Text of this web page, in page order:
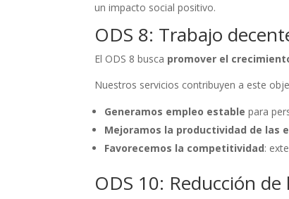
un impacto social positivo.
ODS 8: Trabajo
El ODS 8 busca promover el
Nuestros servicios contribuyen a este
Generamos empleo estable para
Mejoramos la productividad de las
Favorecemos la competitividad:
ODS 10: Reducción